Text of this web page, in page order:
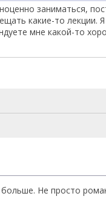
заниматься,
какие-то лекции.
мне какой-то
Не просто